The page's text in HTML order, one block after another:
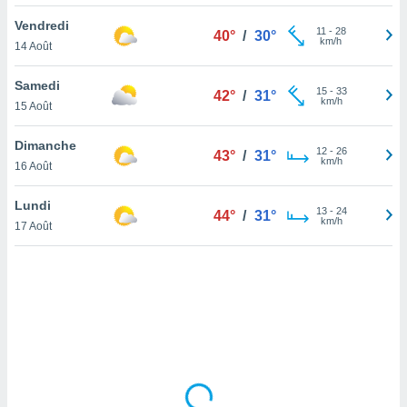
votre
à
en
le
Vendredi
14 Août
40° / 30° 11 - 28
km/h
Samedi
15 Août
42° / 31° 15- 33
km/h
Dimanche
16 Août
43° / 31° 12- 26
km/h
Lundi
17 Août
44° / 31° 13- 24
km/h